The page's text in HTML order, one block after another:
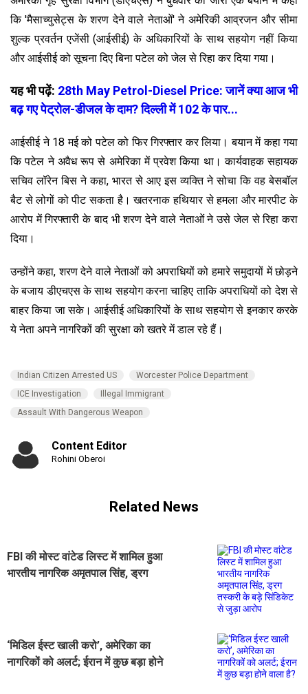
कि 'मैसाच्युसेट्स के शरण देने वाले नेताओं' ने अमेरिकी आव्रजन और सीमा
शुल्क प्रवर्तन एजेंसी (आईसीई) के अधिकारियों के साथ सहयोग नहीं किया
और आईसीई को सूचना दिए बिना पटेल को जेल से रिहा कर दिया गया।
यह भी पढ़ें: 28th May Petrol-Diesel Price: जानें क्या आज भी
बढ़ गए पेट्रोल-डीजल के दाम? दिल्ली में 102 के पार...
आईसीई ने 18 मई को पटेल को फिर गिरफ्तार कर लिया। बयान में कहा गया
कि पटेल ने अवैध रूप से अमेरिका में प्रवेश किया था। कार्यवाहक सहायक
सचिव लॉरेन बिस ने कहा, भारत से आए इस व्यक्ति ने सोचा कि वह बेसबॉल
बैट से लोगों को पीट सकता है। खतरनाक हथियार से हमला और मारपीट के
आरोप में गिरफ्तारी के बाद भी शरण देने वाले नेताओं ने उसे जेल से रिहा करा
दिया।
उन्होंने कहा, शरण देने वाले नेताओं को अपराधियों को हमारे समुदायों में छोड़ने
के बजाय डीएचएस के साथ सहयोग करना चाहिए ताकि अपराधियों को देश से
बाहर किया जा सके। आईसीई अधिकारियों के साथ सहयोग से इनकार करके
ये नेता अपने नागरिकों की सुरक्षा को खतरे में डाल रहे हैं।
Indian Citizen Arrested US
Worcester Police Department
ICE Investigation
Illegal Immigrant
Assault With Dangerous Weapon
Content Editor
Rohini Oberoi
Related News
FBI की मोस्ट वांटेड लिस्ट में शामिल हुआ
भारतीय नागरिक अमृतपाल सिंह, ड्रग
‘मिडिल ईस्ट खाली करो’, अमेरिका का
नागरिकों को अलर्ट; ईरान में कुछ बड़ा होने